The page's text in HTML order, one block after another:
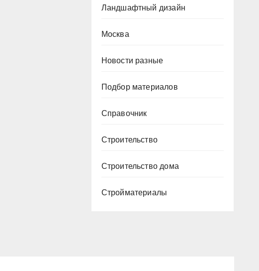
Ландшафтный дизайн
Москва
Новости разные
Подбор материалов
Справочник
Строительство
Строительство дома
Стройматериалы